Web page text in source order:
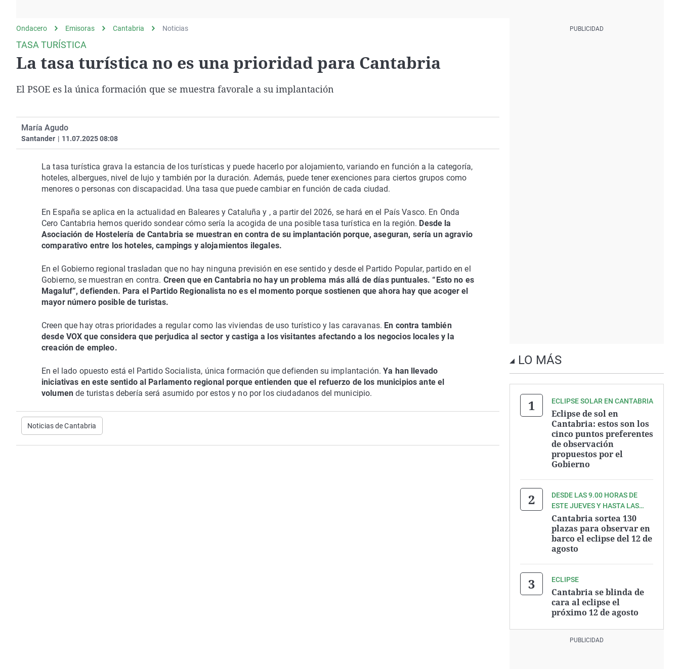
gato
Negra
Ondacero Emisoras Cantabria Noticias
TASA TURÍSTICA
La tasa turística no es una prioridad para Cantabria
El PSOE es la única formación que se muestra favorale a su implantación
María Agudo
Santander | 11.07.2025 08:08
La tasa turística grava la estancia de los turísticas y puede hacerlo por alojamiento, variando en función a la categoría,
hoteles, albergues, nivel de lujo y también por la duración. Además, puede tener exenciones para ciertos grupos como
menores o personas con discapacidad. Una tasa que puede cambiar en función de cada ciudad.
En España se aplica en la actualidad en Baleares y Cataluña y , a partir del 2026, se hará en el País Vasco. En Onda
Cero Cantabria hemos querido sondear cómo sería la acogida de una posible tasa turística en la región. Desde la
Asociación de Hostelería de Cantabria se muestran en contra de su implantación porque, aseguran, sería un agravio
comparativo entre los hoteles, campings y alojamientos ilegales.
En el Gobierno regional trasladan que no hay ninguna previsión en ese sentido y desde el Partido Popular, partido en el
Gobierno, se muestran en contra. Creen que en Cantabria no hay un problema más allá de días puntuales. “Esto no es
Magaluf”, defienden. Para el Partido Regionalista no es el momento porque sostienen que ahora hay que acoger el
mayor número posible de turistas.
Creen que hay otras prioridades a regular como las viviendas de uso turístico y las caravanas. En contra también
desde VOX que considera que perjudica al sector y castiga a los visitantes afectando a los negocios locales y la
creación de empleo.
En el lado opuesto está el Partido Socialista, única formación que defienden su implantación.Ya han llevado
iniciativas en este sentido al Parlamento regional porque entienden que el refuerzo de los municipios ante el
volumende turistas debería será asumido por estos y no por los ciudadanos del municipio.
Noticias de Cantabria
LO MÁS
ECLIPSE SOLAR EN CANTABRIA
Eclipse de sol en
Cantabria: estos son los
cinco puntos preferentes
de observación
propuestos por el
Gobierno
DESDE LAS 9.00 HORAS DE
ESTE JUEVES Y HASTA LAS
9.00 HORAS DEL VIERNES
Cantabria sortea 130
plazas para observar en
barco el eclipse del 12 de
agosto
ECLIPSE
Cantabria se blinda de
cara al eclipse el
próximo 12 de agosto